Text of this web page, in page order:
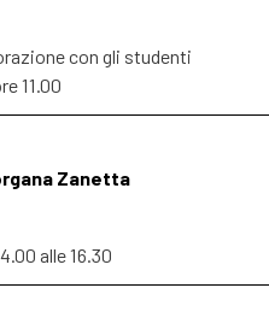
con gli studenti
11.00
Zanetta
alle 16.30